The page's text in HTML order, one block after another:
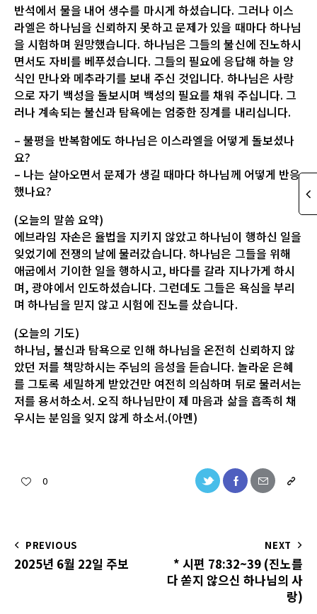
반석에서 물을 내어 생수를 마시게 하셨습니다. 그러나 이스
라엘은 하나님을 신뢰하지 못하고 문제가 있을 때마다 하나님
을 시험하며 원망했습니다. 하나님은 그들의 불신에 진노하시
면서도 자비를 베푸셨습니다. 그들의 필요에 응답해 하늘 양
식인 만나와 메추라기를 보내 주신 것입니다. 하나님은 사랑
으로 자기 백성을 돌보시며 백성의 필요를 채워 주십니다. 그
러나 계속되는 불신과 탐욕에는 엄중한 징계를 내리십니다.
– 불평을 반복함에도 하나님은 이스라엘을 어떻게 돌보셨나
요?
– 나는 살아오면서 문제가 생길 때마다 하나님께 어떻게 반응
했나요?
(오늘의 말씀 요약)
에브라임 자손은 율법을 지키지 않았고 하나님이 행하신 일을
잊었기에 전쟁의 날에 물러갔습니다. 하나님은 그들을 위해
애굽에서 기이한 일을 행하시고, 바다를 갈라 지나가게 하시
며, 광야에서 인도하셨습니다. 그런데도 그들은 욕심을 부리
며 하나님을 믿지 않고 시험에 진노를 샀습니다.
(오늘의 기도)
하나님, 불신과 탐욕으로 인해 하나님을 온전히 신뢰하지 않
았던 저를 책망하시는 주님의 음성을 듣습니다. 놀라운 은혜
를 그토록 세밀하게 받았건만 여전히 의심하며 뒤로 물러서는
저를 용서하소서. 오직 하나님만이 제 마음과 삶을 흡족히 채
우시는 분임을 잊지 않게 하소서.(아멘)
0
PREVIOUS
2025년 6월 22일 주보
NEXT
* 시편 78:32~39 (진노를
다 쏟지 않으신 하나님의 사
랑)